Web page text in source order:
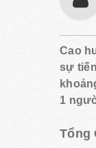
Cao
sự
1
Tổng